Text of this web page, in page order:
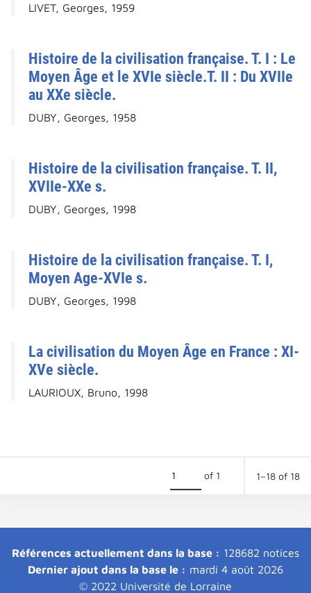
LIVET, Georges, 1959
Histoire de la civilisation française. T. I : Le
Moyen Âge et le XVIe siècle.T. II : Du XVIIe
au XXe siècle.
DUBY, Georges, 1958
Histoire de la civilisation française. T. II,
XVIIe-XXe s.
DUBY, Georges, 1998
Histoire de la civilisation française. T. I,
Moyen Age-XVIe s.
DUBY, Georges, 1998
La civilisation du Moyen Âge en France : XI-
XVe siècle.
LAURIOUX, Bruno, 1998
of 1 1–18 of 18
Références actuellement dans la base : 128682 notices
Dernier ajout dans la base le : mardi 4 août 2026
© 2022 Université de Lorraine